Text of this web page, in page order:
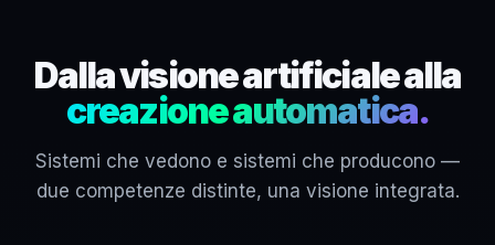
Dalla visione artificiale alla
creazione automatica.
Sistemi che vedono e sistemi che producono —
due competenze distinte, una visione integrata.